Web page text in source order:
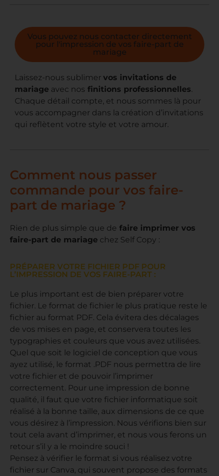
Vous pouvez nous contacter directement
pour l'impression de vos faire-part de
mariage
Laissez-nous sublimer vos invitations de
mariage avec nos finitions professionnelles.
Chaque détail compte, et nous sommes là pour
vous accompagner dans la création d’invitations
qui reflètent votre style et votre amour.
Comment nous passer
commande pour vos faire-
part de mariage ?
Rien de plus simple que de faire imprimer vos
faire-part de mariage chez Self Copy :
PRÉPARER VOTRE FICHIER PDF POUR
L’IMPRESSION DE VOS FAIRE-PART :
Le plus important est de bien préparer votre
fichier. Le format de fichier le plus pratique reste le
fichier au format PDF. Cela évitera des décalages
de vos mises en page, et conservera toutes les
typographies et couleurs que vous avez utilisées.
Quel que soit le logiciel de conception que vous
ayez utilisé, le format .PDF nous permettra de lire
votre fichier et de pouvoir l’imprimer
correctement. Pour une impression de bonne
qualité, il faut que votre fichier informatique soit
réalisé à la bonne taille, aux dimensions de ce que
vous désirez à l’impression. Nous vérifions bien sur
tout cela avant d’imprimer, et nous vous ferons un
retour s’il y a le moindre souci !
Pensez à vérifier le format si vous réalisez votre
fichier sur Canva, qui souvent propose des formats